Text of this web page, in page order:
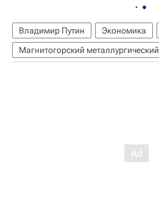
Владимир Путин Экономика
Магнитогорский